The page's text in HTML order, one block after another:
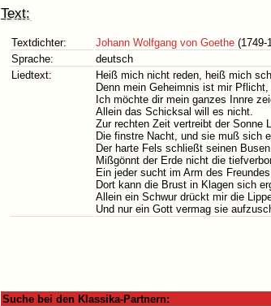
Text:
Textdichter: Johann Wolfgang von Goethe (1749-
Sprache:
deutsch
Liedtext:
Heiß mich nicht reden, heiß mich
Denn mein Geheimnis ist mir Pflicht,
Ich möchte dir mein ganzes Innre
Allein das Schicksal will es nicht.
Zur rechten Zeit vertreibt der Sonne
Die finstre Nacht, und sie muß sich
Der harte Fels schließt seinen
Mißgönnt der Erde nicht die
Ein jeder sucht im Arm des
Dort kann die Brust in Klagen sich
Allein ein Schwur drückt mir die
Und nur ein Gott vermag sie
Suche bei den Klassika-Partnern: